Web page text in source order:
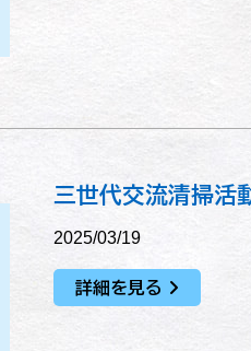
三世代交流清掃活
2025/03/19
詳細を見る